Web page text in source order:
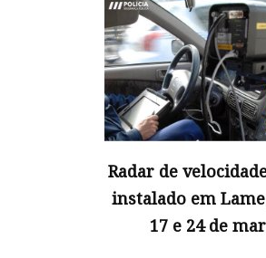
Radar de
instalado em
17 e 24 de